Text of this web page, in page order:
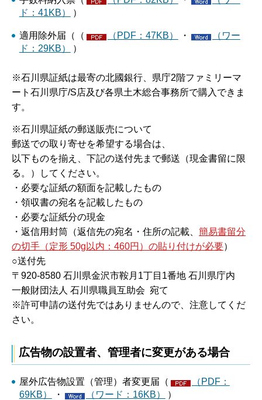
ド：41KB）
）
適用除外届（（ （PDF：47KB） ・
（ワー
ド：29KB）
）
※石川県証紙は最寄の北國銀行、県庁2階ファミリーマ
ート石川県庁/S店及び各県土木総合事務所で購入できま
す。
※石川県証紙の郵送販売について
郵送での取り寄せを希望する場合は、
以下ものを揃え、下記の送付先まで郵送（現金書留に限
る。）してください。
・必要な証紙の額面を記載したもの
・領収書の宛名を記載したもの
・必要な証紙分の現金
・返信用封筒（返信先の宛名・住所の記載、 簡易書留分
の切手（定形 50g以内：460円）の貼り付けが必要）
○送付先
〒920-8580 石川県金沢市鞍月1丁目1番地 石川県庁内
一般財団法人 石川県職員互助会 宛て
※許可申請の送付先ではありませんので、注意してくだ
さい。
広告物の設置者、管理者に変更がある場合
屋外広告物設置（管理）者変更届（
（PDF：
69KB）
・ （ワード：16KB） ）